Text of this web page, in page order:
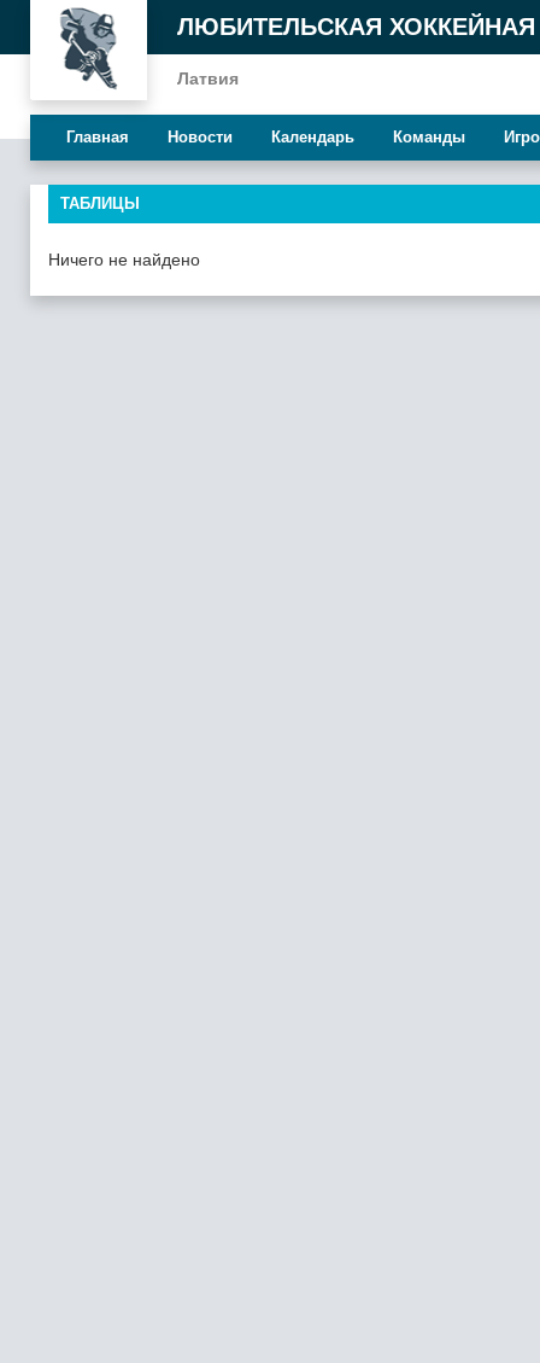
ЛЮБИТЕЛЬСКАЯ ХОККЕЙНАЯ
Латвия
Главная Новости Календарь Команды
ТАБЛИЦЫ
Ничего не найдено